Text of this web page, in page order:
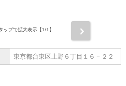
ップで拡大表示【1/1】
東京都台東区上野６丁目１６－２２